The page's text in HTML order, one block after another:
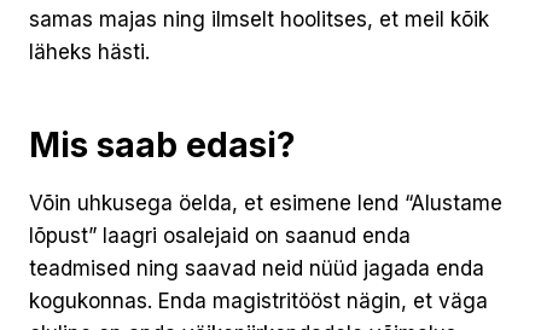
samas majas ning ilmselt hoolitses, et meil kõik
läheks hästi.
Mis saab edasi?
Võin uhkusega öelda, et esimene lend “Alustame
lõpust” laagri osalejaid on saanud enda
teadmised ning saavad neid nüüd jagada enda
kogukonnas. Enda magistritööst nägin, et väga